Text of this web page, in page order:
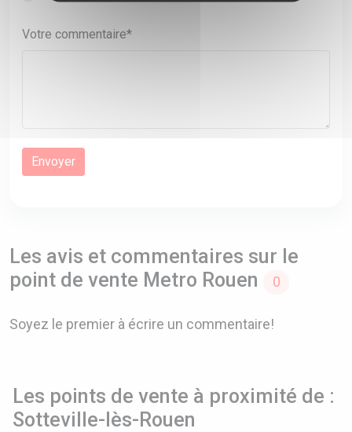
Votre commentaire*
Les avis et commentaires sur le
point de vente Metro Rouen
0
Soyez le premier à écrire un commentaire!
Les points de vente à proximité de :
Sotteville-lès-Rouen